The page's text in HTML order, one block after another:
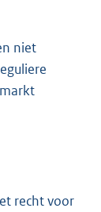
niet
recht voor